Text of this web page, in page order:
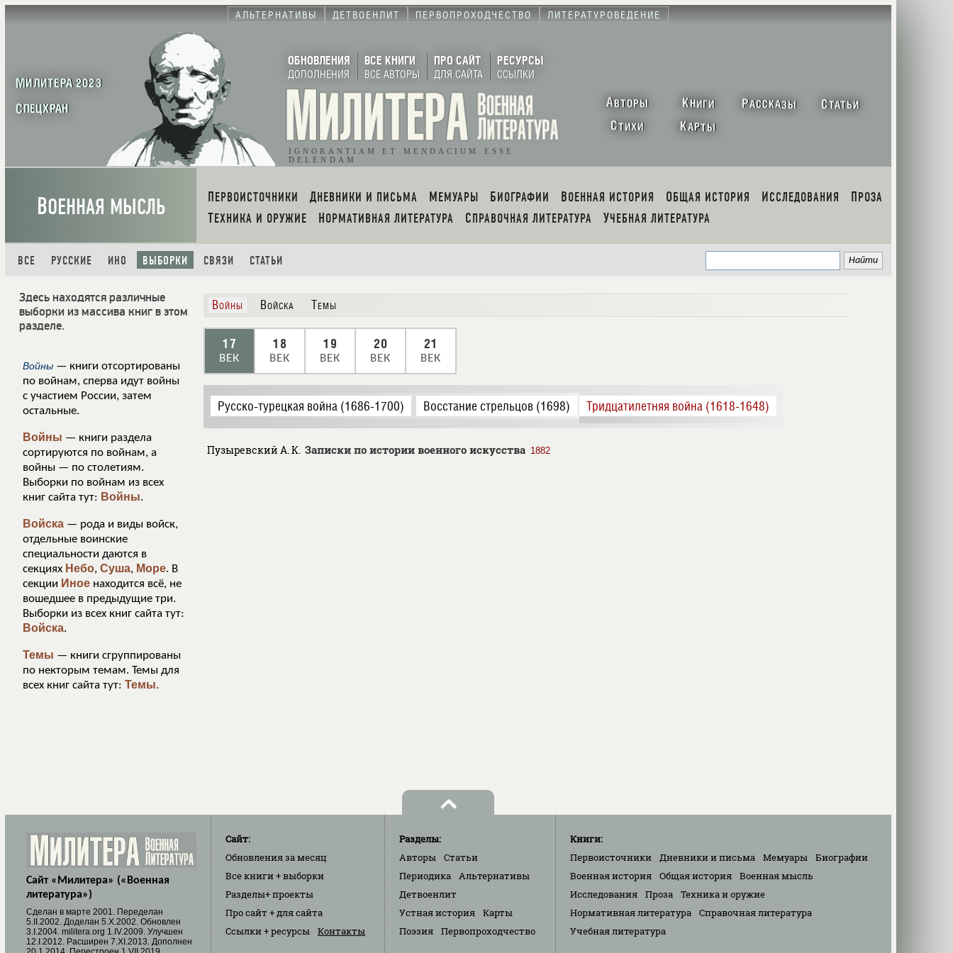
АЛЬТЕРНАТИВЫ ДЕТВОЕНЛИТ ПЕРВОПРОХОДЧЕСТВО ЛИТЕРАТУРОВЕДЕНИЕ
МИЛИТЕРА 2023
СПЕЦХРАН
ОБНОВЛЕНИЯ
ДОПОЛНЕНИЯ
ВСЕ КНИГИ
ВСЕ АВТОРЫ
ПРО САЙТ
ДЛЯ САЙТА
РЕСУРСЫ
ССЫЛКИ
IGNORANTIAM ET MENDACIUM ESSE
DELENDAM
АВТОРЫ КНИГИ РАССКАЗЫ СТАТЬИ
СТИХИ КАРТЫ
ВОЕННАЯ МЫСЛЬ ПЕРВОИСТОЧНИКИ ДНЕВНИКИ И ПИСЬМА МЕМУАРЫ БИОГРАФИИ ВОЕННАЯ ИСТОРИЯ ОБЩАЯ ИСТОРИЯ ИССЛЕДОВАНИЯ
ПРОЗА
ТЕХНИКА И ОРУЖИЕ
НОРМАТИВНАЯ ЛИТЕРАТУРА СПРАВОЧНАЯ ЛИТЕРАТУРА УЧЕБНАЯ ЛИТЕРАТУРА
ВСЕ РУССКИЕ ИНО ВЫБОРКИ СВЯЗИ СТАТЬИ
Здесь находятся различные
выборки из массива книг в этом
разделе.
Войны — книги отсортированы
по войнам, сперва идут войны
с участием России, затем
остальные.
Войны — книги раздела
сортируются по войнам, а
войны — по столетиям.
Выборки по войнам из всех
книг сайта тут: Войны.
Войска — рода и виды войск,
отдельные воинские
специальности даются в
секциях Небо, Суша, Море. В
секции Иное находится всё, не
вошедшее в предыдущие три.
Выборки из всех книг сайта тут:
Войска.
Темы — книги сгруппированы
по некторым темам. Темы для
всех книг сайта тут: Темы.
Войны Войска Темы
17
ВЕК
18
ВЕК
19
ВЕК
20
ВЕК
21
ВЕК
Русско-турецкая война (1686-1700) Восстание стрельцов (1698) Тридцатилетняя война (1618-1648)
Пузыревский А. К. Записки по истории военного искусства 1882
Сайт «Милитера» («Военная
литература»)
Cделан в марте 2001. Переделан
5.II.2002. Доделан 5.X.2002. Обновлен
3.I.2004. militera.org 1.IV.2009. Улучшен
12.I.2012. Расширен 7.XI.2013. Дополнен
Сайт:
Обновленияза месяц
Все книги+ выборки
Разделы+ проекты
Про сайт + для сайта
Ссылки+ ресурсы Контакты
Разделы:
Авторы
Статьи
Периодика
Альтернативы
Детвоенлит
Устная история
Карты
Поэзия
Первопроходчество
Книги:
Первоисточники
Дневники и письма Мемуары
Биографии
Военная история
Общая история
Военная мысль
Исследования
Проза
Техника и оружие
Нормативная литература
Справочная литература
Учебная литература